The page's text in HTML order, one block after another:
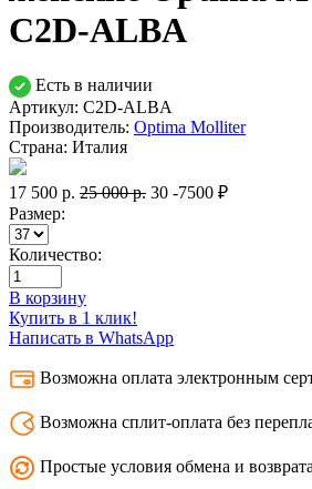
С2D-ALBA
Есть в наличии
Артикул: С2D-ALBA
Производитель: Optima Molliter
Страна: Италия
17 500 р. 25 000р. 30 -7500 ₽
Размер:
Количество:
В корзину
Купить в 1 клик!
Написать в WhatsApp
Возможна оплата электронным
Возможна сплит-оплата без
Простые условия обмена и